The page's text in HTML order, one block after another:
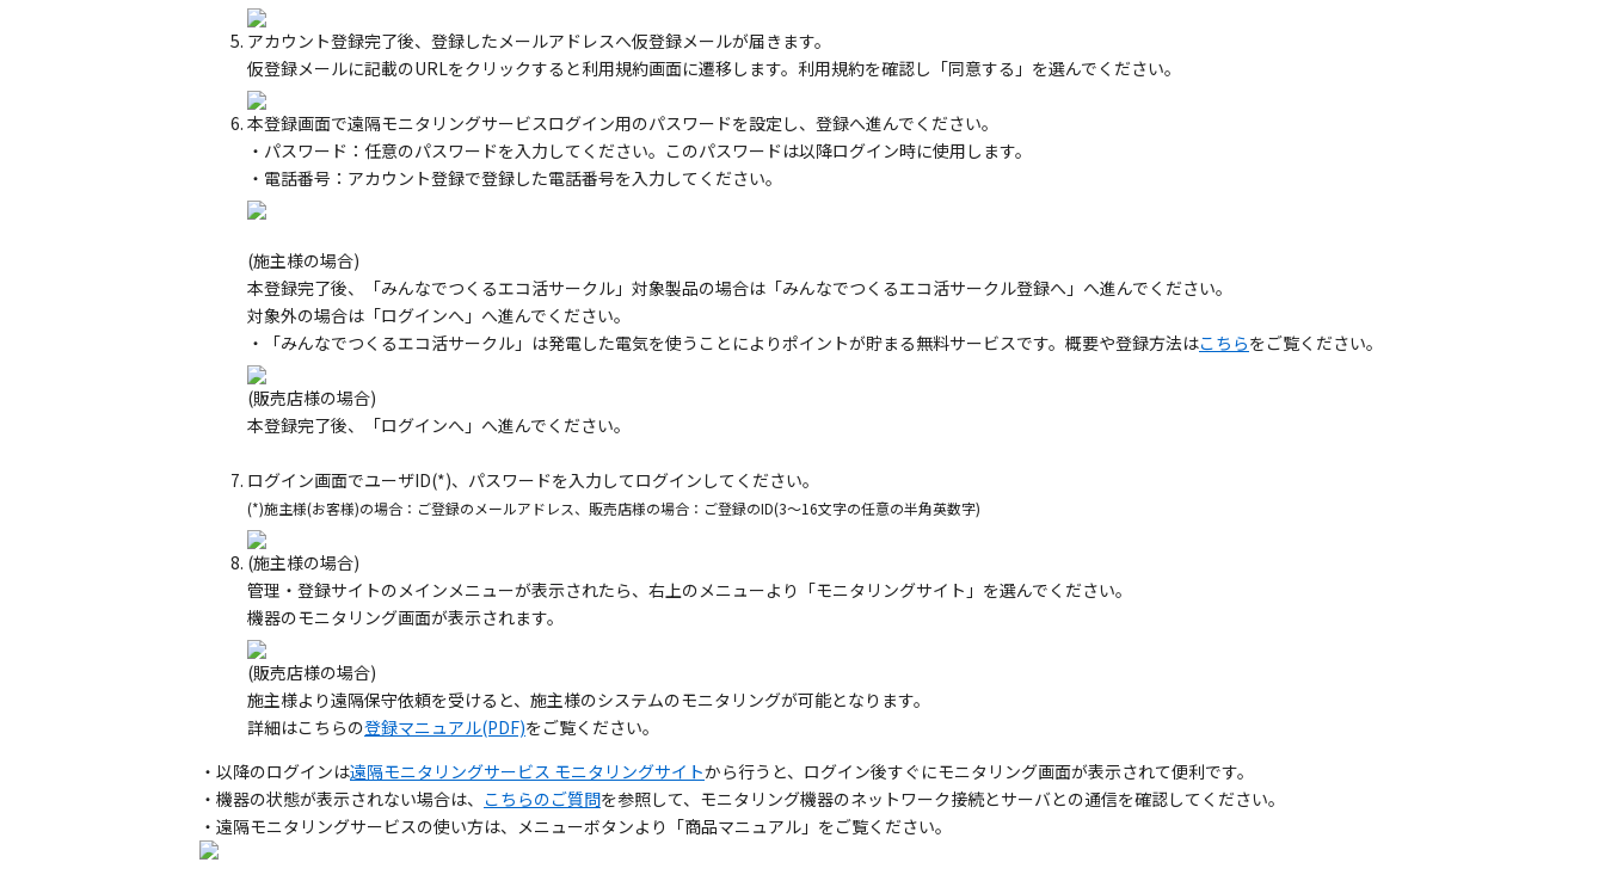
アカウント登録完了後、登録したメールアドレスへ仮登録メールが届きます。
仮登録メールに記載のURLをクリックすると利用規約画面に遷移します。利用規約を確認し「同意する」を選んでください。
本登録画面で遠隔モニタリングサービスログイン用のパスワードを設定し、登録へ進んでください。
・パスワード：任意のパスワードを入力してください。このパスワードは以降ログイン時に使用します。
・電話番号：アカウント登録で登録した電話番号を入力してください。
(施主様の場合)
本登録完了後、「みんなでつくるエコ活サークル」対象製品の場合は「みんなでつくるエコ活サークル登録へ」へ進んでください。
対象外の場合は「ログインへ」へ進んでください。
・「みんなでつくるエコ活サークル」は発電した電気を使うことによりポイントが貯まる無料サービスです。概要や登録方法はこちらをご覧ください。
(販売店様の場合)
本登録完了後、「ログインへ」へ進んでください。
ログイン画面でユーザID(*)、パスワードを入力してログインしてください。
(*)施主様(お客様)の場合：ご登録のメールアドレス、販売店様の場合：ご登録のID(3～16文字の任意の半角英数字)
(施主様の場合)
管理・登録サイトのメインメニューが表示されたら、右上のメニューより「モニタリングサイト」を選んでください。
機器のモニタリング画面が表示されます。
(販売店様の場合)
施主様より遠隔保守依頼を受けると、施主様のシステムのモニタリングが可能となります。
詳細はこちらの登録マニュアル(PDF)をご覧ください。
・以降のログインは遠隔モニタリングサービス モニタリングサイトから行うと、ログイン後すぐにモニタリング画面が表示されて便利です。
・機器の状態が表示されない場合は、 こちらのご質問を参照して、モニタリング機器のネットワーク接続とサーバとの通信を確認してください。
・遠隔モニタリングサービスの使い方は、メニューボタンより「商品マニュアル」をご覧ください。